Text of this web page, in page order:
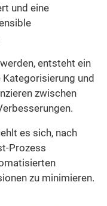
und eine
entsteht ein
und
zwischen
es sich, nach
Prozess
zu minimieren.